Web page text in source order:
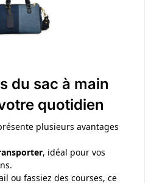
du sac à main
quotidien
plusieurs avantages
, idéal pour vos
ou fassiez des courses, ce